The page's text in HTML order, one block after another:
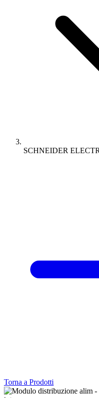
SCHNEIDER
Torna a Prodotti